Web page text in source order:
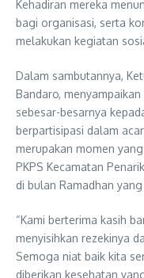
Kehadiran mereka
bagi organisasi, serta
melakukan kegiatan
Dalam sambutannya,
Bandaro,
sebesar-besarnya
berpartisipasi dalam
merupakan momen
PKPS Kecamatan
di bulan Ramadhan
“Kami berterima kasih
menyisihkan rezekinya
Semoga niat baik kita
diberikan kesehatan